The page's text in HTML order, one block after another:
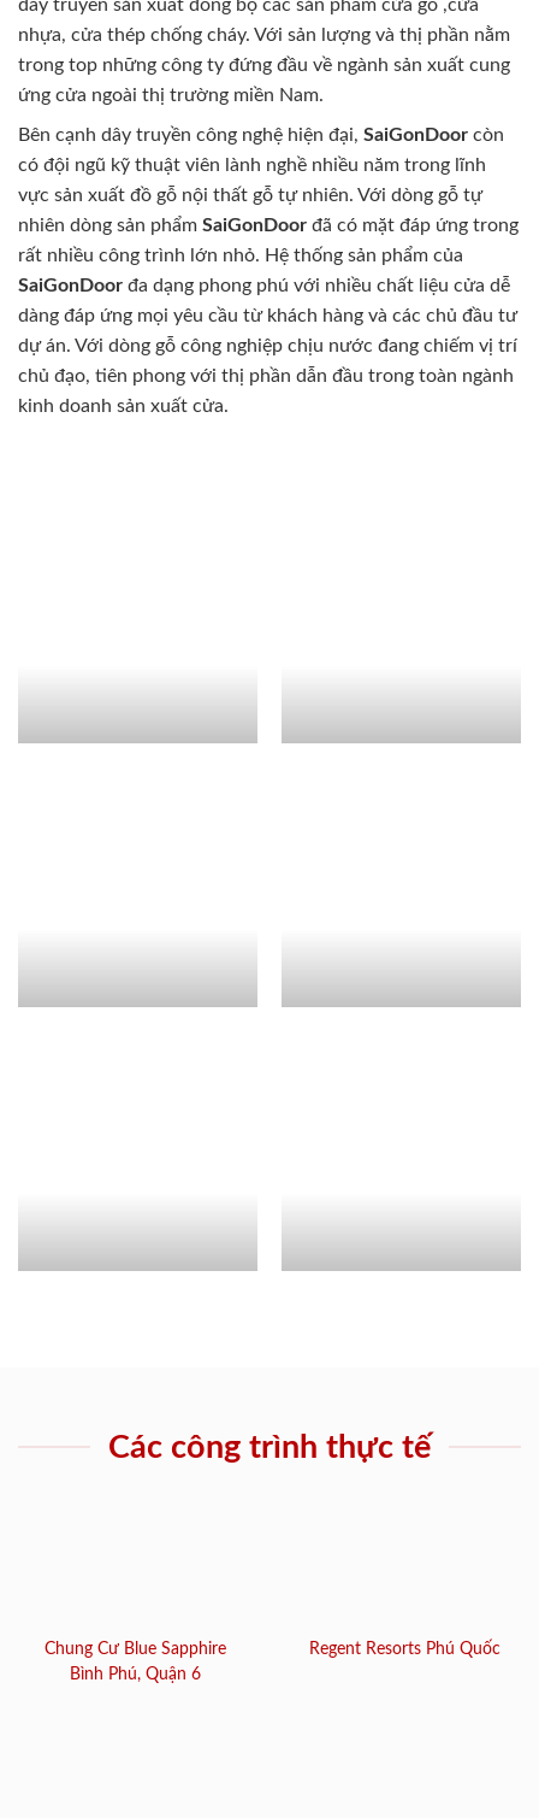
dây truyền sản xuất đồng bộ các sản phẩm cửa gỗ ,cửa
nhựa, cửa thép chống cháy. Với sản lượng và thị phần nằm
trong top những công ty đứng đầu về ngành sản xuất cung
ứng cửa ngoài thị trường miền Nam.
Bên cạnh dây truyền công nghệ hiện đại, SaiGonDoor còn
có đội ngũ kỹ thuật viên lành nghề nhiều năm trong lĩnh
vực sản xuất đồ gỗ nội thất gỗ tự nhiên. Với dòng gỗ tự
nhiên dòng sản phẩm SaiGonDoor đã có mặt đáp ứng trong
rất nhiều công trình lớn nhỏ. Hệ thống sản phẩm của
SaiGonDoor đa dạng phong phú với nhiều chất liệu cửa dễ
dàng đáp ứng mọi yêu cầu từ khách hàng và các chủ đầu tư
dự án. Với dòng gỗ công nghiệp chịu nước đang chiếm vị trí
chủ đạo, tiên phong với thị phần dẫn đầu trong toàn ngành
kinh doanh sản xuất cửa.
Các công trình thực tế
Chung Cư Blue Sapphire
Bình Phú, Quận 6
Regent Resorts Phú Quốc